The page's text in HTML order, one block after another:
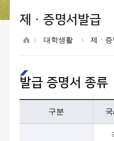
제ㆍ증명서발급
대학생활 제ㆍ증
발급 증명서 종류
구분